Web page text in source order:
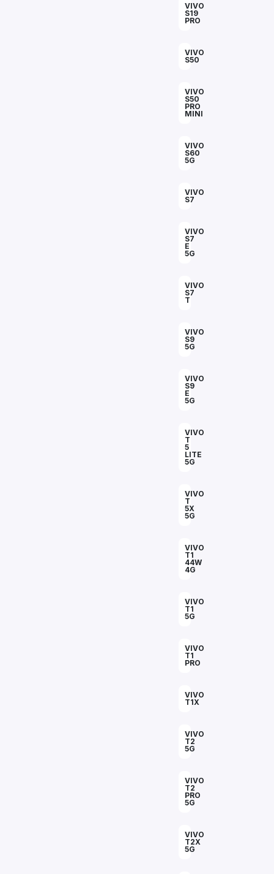
VIVO
S19
PRO
VIVO
S50
VIVO
S50
PRO
MINI
VIVO
S60
5G
VIVO
S7
VIVO
S7
E
5G
VIVO
S7
T
VIVO
S9
5G
VIVO
S9
E
5G
VIVO
T
5
LITE
5G
VIVO
T
5X
5G
VIVO
T1
44W
4G
VIVO
T1
5G
VIVO
T1
PRO
VIVO
T1X
VIVO
T2
5G
VIVO
T2
PRO
5G
VIVO
T2X
5G